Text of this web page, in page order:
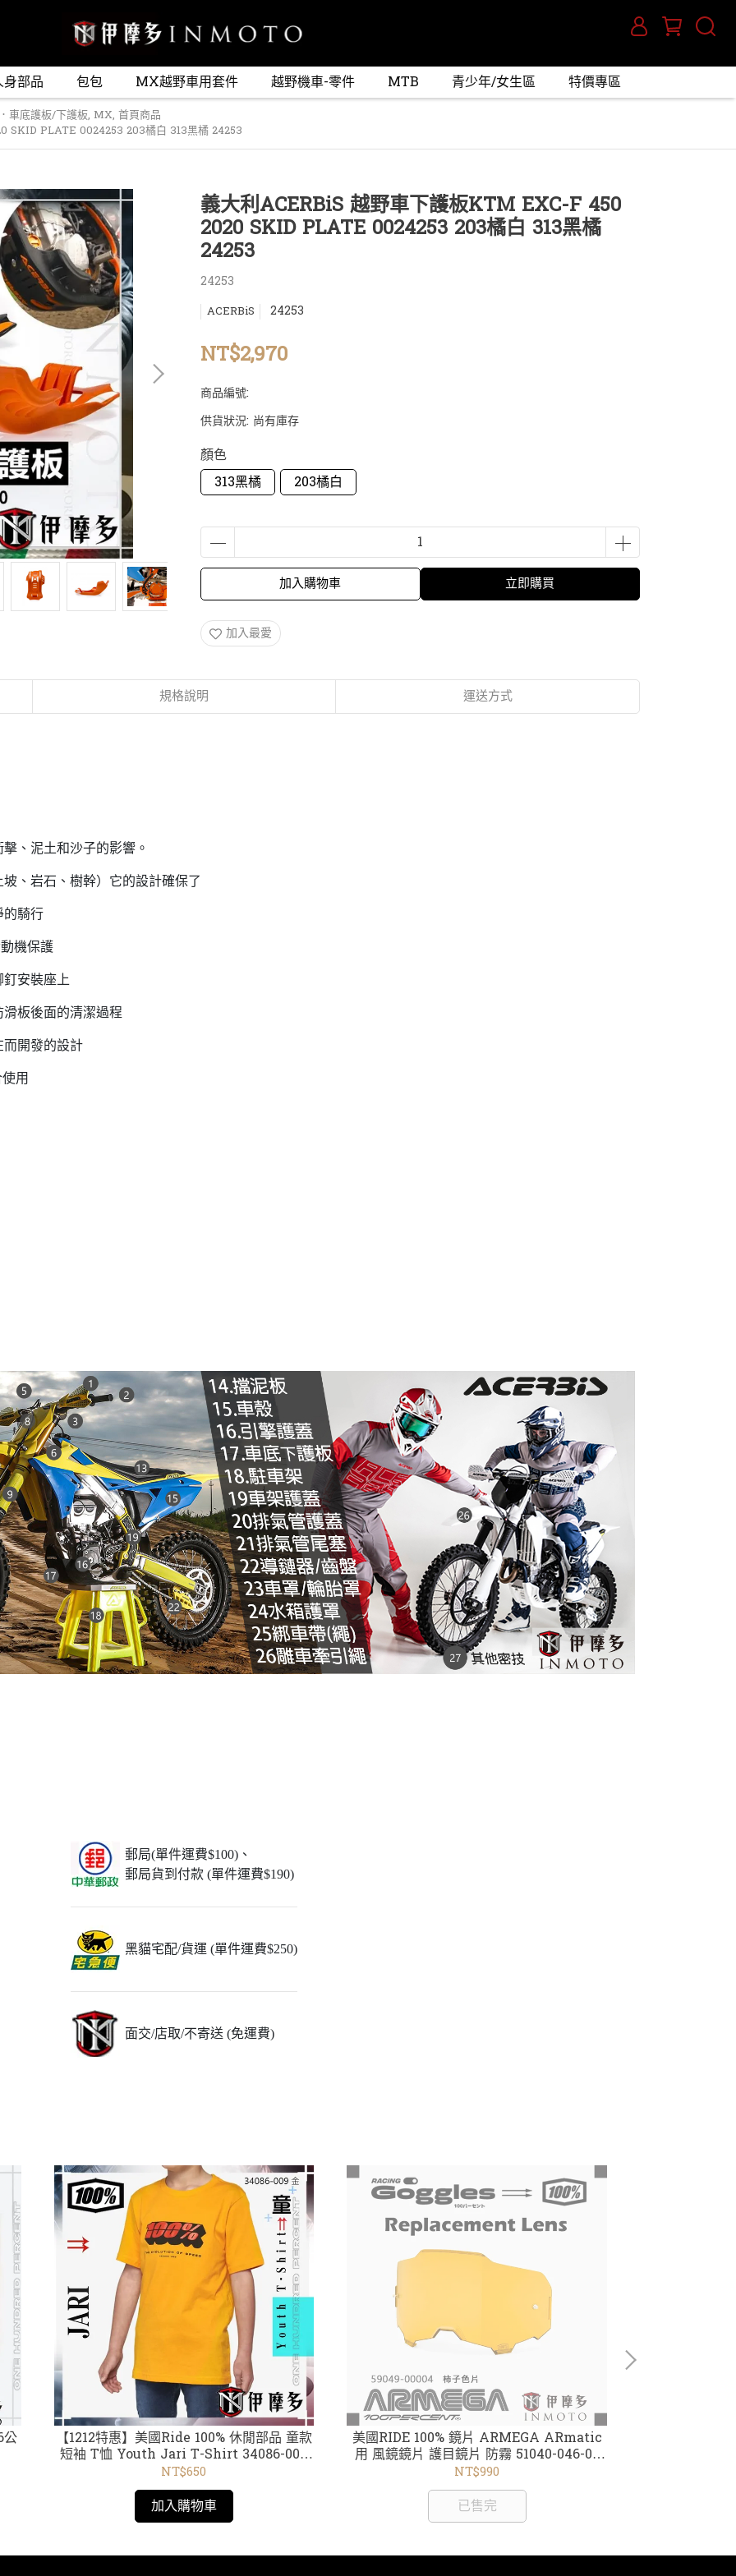
部品 包包 MX越野車用套件 越野機車-零件 MTB 青少年/女生區 特價專區
車底護板/下護板, MX, 首頁商品
SKID PLATE 0024253 203橘白 313黑橘 24253
義大利ACERBiS 越野車下護板KTM EXC-F 450
2020 SKID PLATE 0024253 203橘白 313黑橘
24253
24253
ACERBiS 24253
NT$2,970
商品編號:
供貨狀況: 尚有庫存
顏色
313黑橘
203橘白
加入購物車 立即購買
加入最愛
規格說明 運送方式
、泥土和沙子的影響。
、岩石、樹幹）它的設計確保了
的騎行
機保護
安裝座上
板後面的清潔過程
而開發的設計
用
郵局(單件運費$100)、
郵局貨到付款 (單件運費$190)
黑貓宅配/貨運 (單件運費$250)
面交/店取/不寄送 (免運費)
【1212特惠】美國Ride 100% 休閒部品 童款
短袖 T恤 Youth Jari T-Shirt 34086-009
磚紅 /34019 黑
NT$650
加入購物車
美國RIDE 100% 鏡片 ARMEGA ARmatic
用 風鏡鏡片 護目鏡片 防霧 51040-046-02
59049-00004柿子色片
NT$990
已售完